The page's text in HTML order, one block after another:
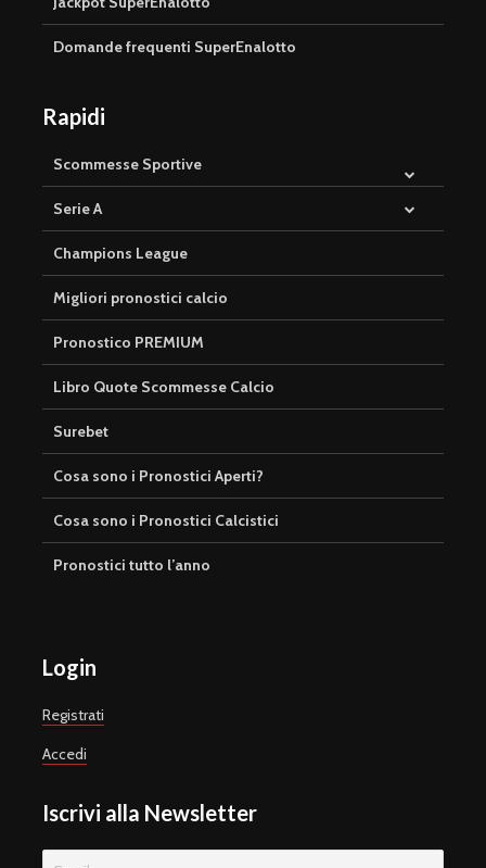
Domande frequenti SuperEnalotto
Rapidi
Scommesse Sportive
Serie A
Champions League
Migliori pronostici calcio
Pronostico PREMIUM
Libro Quote Scommesse Calcio
Surebet
Cosa sono i Pronostici Aperti?
Cosa sono i Pronostici Calcistici
Pronostici tutto l’anno
Login
Registrati
Accedi
Iscrivi alla Newsletter